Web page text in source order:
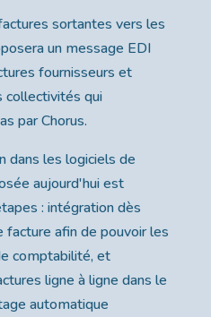
sortantes vers les
un message EDI
fournisseurs et
collectivités qui
par Chorus.
dans les logiciels de
aujourd'hui est
: intégration dès
facture afin de pouvoir les
comptabilité, et
ligne à ligne dans le
automatique